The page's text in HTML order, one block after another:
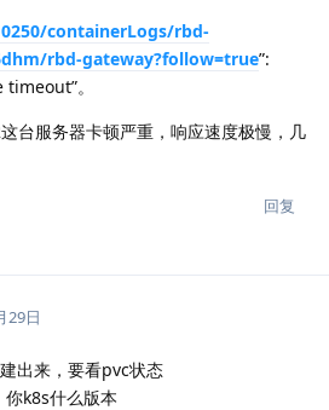
containerLogs/rbd-
rbd-gateway?follow=true”:
。
台服务器卡顿严重，响应速度极慢，几
回复
29日
出来，要看pvc状态
k8s什么版本